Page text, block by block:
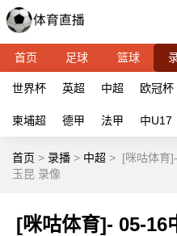
首页 足球 篮球
世界杯 英超 中超 欧冠杯
柬埔超 德甲 法甲 中U17
首页 > 录播 > 中超 > [咪咕体育
玉昆 录像
[咪咕体育]- 05-16